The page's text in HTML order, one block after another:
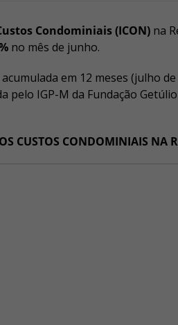
Condominiais (ICON) na
no mês de junho.
em 12 meses (julho
pelo IGP-M da Fundação
CUSTOS CONDOMINIAIS NA